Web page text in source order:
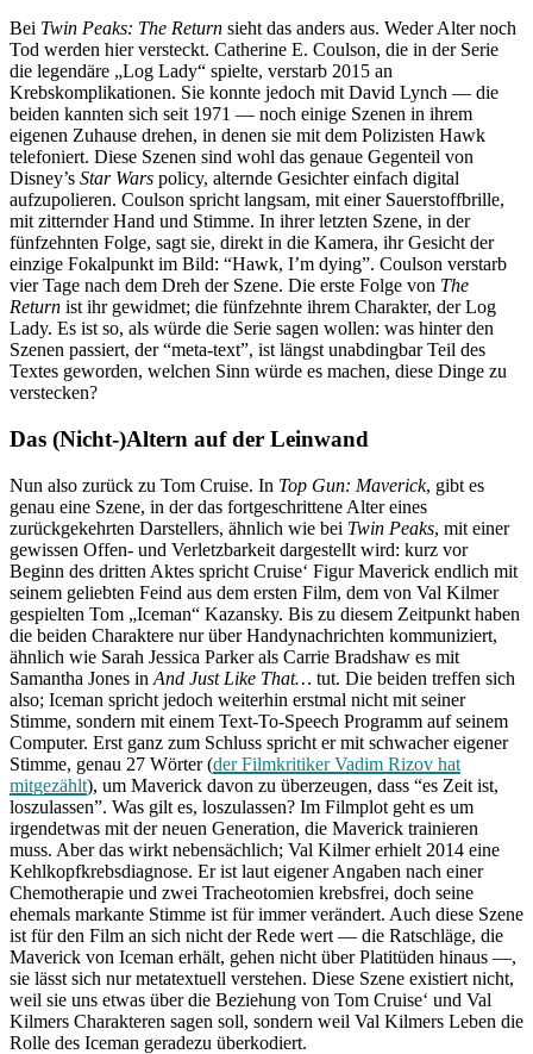
Bei Twin Peaks: The Return sieht das anders aus. Weder Alter noch
Tod werden hier versteckt. Catherine E. Coulson, die in der Serie
die legendäre „Log Lady“ spielte, verstarb 2015 an
Krebskomplikationen. Sie konnte jedoch mit David Lynch — die
beiden kannten sich seit 1971 — noch einige Szenen in ihrem
eigenen Zuhause drehen, in denen sie mit dem Polizisten Hawk
telefoniert. Diese Szenen sind wohl das genaue Gegenteil von
Disney’s Star Wars policy, alternde Gesichter einfach digital
aufzupolieren. Coulson spricht langsam, mit einer Sauerstoffbrille,
mit zitternder Hand und Stimme. In ihrer letzten Szene, in der
fünfzehnten Folge, sagt sie, direkt in die Kamera, ihr Gesicht der
einzige Fokalpunkt im Bild: “Hawk, I’m dying”. Coulson verstarb
vier Tage nach dem Dreh der Szene. Die erste Folge von The
Return ist ihr gewidmet; die fünfzehnte ihrem Charakter, der Log
Lady. Es ist so, als würde die Serie sagen wollen: was hinter den
Szenen passiert, der “meta-text”, ist längst unabdingbar Teil des
Textes geworden, welchen Sinn würde es machen, diese Dinge zu
verstecken?
Das (Nicht-)Altern auf der Leinwand
Nun also zurück zu Tom Cruise. In Top Gun: Maverick, gibt es
genau eine Szene, in der das fortgeschrittene Alter eines
zurückgekehrten Darstellers, ähnlich wie bei Twin Peaks, mit einer
gewissen Offen- und Verletzbarkeit dargestellt wird: kurz vor
Beginn des dritten Aktes spricht Cruise‘ Figur Maverick endlich mit
seinem geliebten Feind aus dem ersten Film, dem von Val Kilmer
gespielten Tom „Iceman“ Kazansky. Bis zu diesem Zeitpunkt haben
die beiden Charaktere nur über Handynachrichten kommuniziert,
ähnlich wie Sarah Jessica Parker als Carrie Bradshaw es mit
Samantha Jones in And Just Like That… tut. Die beiden treffen sich
also; Iceman spricht jedoch weiterhin erstmal nicht mit seiner
Stimme, sondern mit einem Text-To-Speech Programm auf seinem
Computer. Erst ganz zum Schluss spricht er mit schwacher eigener
Stimme, genau 27 Wörter (der Filmkritiker Vadim Rizov hat
mitgezählt), um Maverick davon zu überzeugen, dass “es Zeit ist,
loszulassen”. Was gilt es, loszulassen? Im Filmplot geht es um
irgendetwas mit der neuen Generation, die Maverick trainieren
muss. Aber das wirkt nebensächlich; Val Kilmer erhielt 2014 eine
Kehlkopfkrebsdiagnose. Er ist laut eigener Angaben nach einer
Chemotherapie und zwei Tracheotomien krebsfrei, doch seine
ehemals markante Stimme ist für immer verändert. Auch diese Szene
ist für den Film an sich nicht der Rede wert — die Ratschläge, die
Maverick von Iceman erhält, gehen nicht über Platitüden hinaus —,
sie lässt sich nur metatextuell verstehen. Diese Szene existiert nicht,
weil sie uns etwas über die Beziehung von Tom Cruise‘ und Val
Kilmers Charakteren sagen soll, sondern weil Val Kilmers Leben die
Rolle des Iceman geradezu überkodiert.